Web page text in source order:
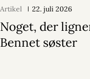
Artikel 22. juli 2026
Noget, der
Bennet søster